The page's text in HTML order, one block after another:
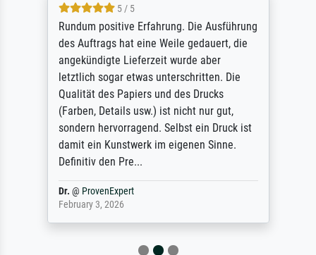
5 / 5
Rundum positive Erfahrung. Die Ausführung
des Auftrags hat eine Weile gedauert, die
angekündigte Lieferzeit wurde aber
letztlich sogar etwas unterschritten. Die
Qualität des Papiers und des Drucks
(Farben, Details usw.) ist nicht nur gut,
sondern hervorragend. Selbst ein Druck ist
damit ein Kunstwerk im eigenen Sinne.
Definitiv den Pre...
Dr. @ ProvenExpert
February 3, 2026